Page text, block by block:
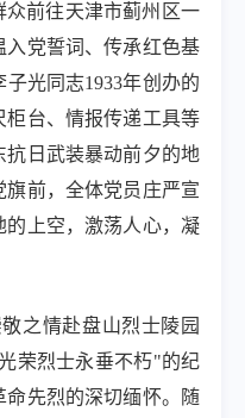
众前往天津市蓟州区一
入党誓词、传承红色基
子光同志1933年创办的
台、情报传递工具等
日武装暴动前夕的地
前，全体党员庄严宣
的上空，激荡人心，凝
之情赴盘山烈士陵园
荣烈士永垂不朽"的纪
命先烈的深切缅怀。随